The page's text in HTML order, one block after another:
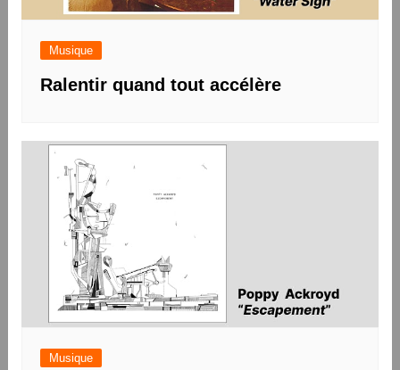
Musique
Ralentir quand tout accélère
Musique